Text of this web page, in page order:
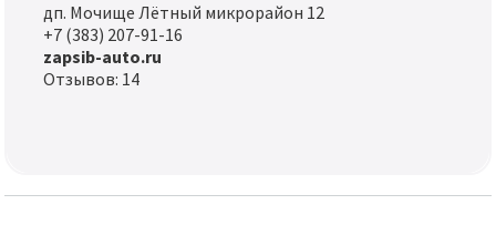
дп. Мочище Лётный микрорайон 12
+7 (383) 207-91-16
zapsib-auto.ru
Отзывов: 14